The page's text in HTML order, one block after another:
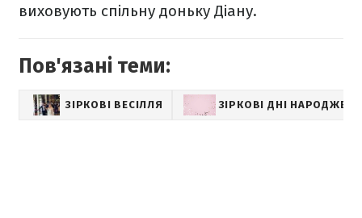
виховують спільну доньку Діану.
Пов'язані теми:
ЗІРКОВІ ВЕСІЛЛЯ ЗІРКОВІ ДНІ